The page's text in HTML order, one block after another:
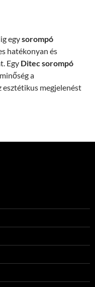
egysorompó
hatékonyan és
Egy Ditec sorompó
a
esztétikus megjelenést